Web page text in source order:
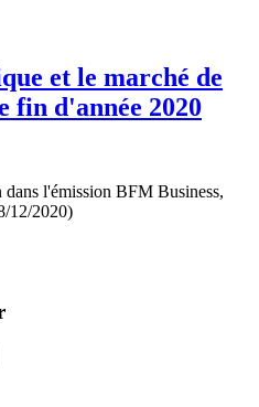
et le marché de
fin d'année 2020
l'émission BFM Business,
12/2020)